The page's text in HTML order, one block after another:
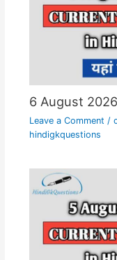
6 August
Leave a Comment /
hindigkquestions